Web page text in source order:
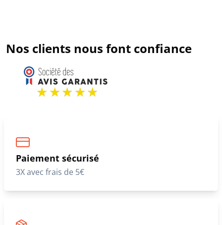
Nos clients nous font confiance
Paiement sécurisé
3X avec frais de 5€